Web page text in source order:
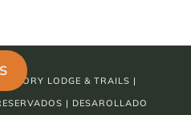
LODGE & TRAILS |
| DESAROLLADO